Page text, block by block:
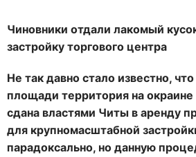
Чиновники отдали лакомый
застройку торгового центра
Не так давно стало известно,
площади территория на
сдана властями Читы в аренду
для крупномасштабной
парадоксально, но данную